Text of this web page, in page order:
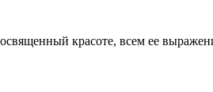
красоте, всем ее